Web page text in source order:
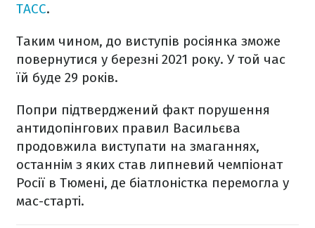
ТАСС.
Таким чином, до виступів росіянка зможе
повернутися у березні 2021 року. У той час
їй буде 29 років.
Попри підтверджений факт порушення
антидопінгових правил Васильєва
продовжила виступати на змаганнях,
останнім з яких став липневий чемпіонат
Росії в Тюмені, де біатлоністка перемогла у
мас-старті.